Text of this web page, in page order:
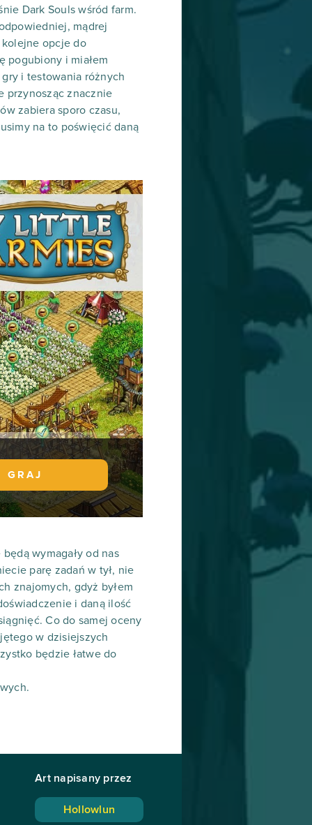
Dark Souls wśród farm.
mądrej
kolejne opcje do
pogubiony i miałem
i testowania różnych
przynosząc znacznie
zabiera sporo czasu,
na to poświęcić daną
GRAJ
wymagały od nas
parę zadań w tył, nie
znajomych, gdyż byłem
i daną ilość
Co do samej oceny
w dzisiejszych
będzie łatwe do
Art napisany przez
Hollowlun